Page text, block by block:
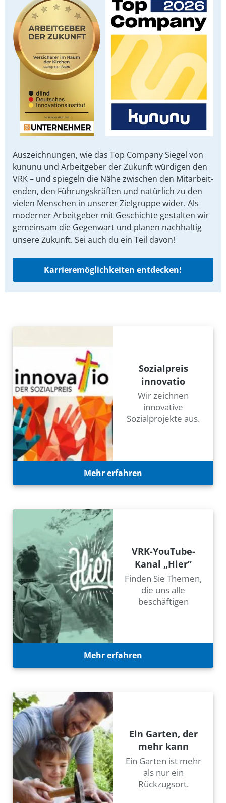
Auszeichnungen, wie das Top Company Siegel von
kununu und Arbeit­geber der Zukunft würdigen den
VRK – und spiegeln die Nähe zwischen den Mit­arbeit­
enden, den Führungs­kräften und natürlich zu den
vielen Menschen in unserer Ziel­gruppe wider. Als
moderner Arbeit­geber mit Ge­schichte gestalten wir
ge­mein­sam die Gegen­wart und planen nach­haltig
unsere Zu­kunft. Sei auch du ein Teil davon!
Karrieremöglichkeiten entdecken!
Sozialpreis
innovatio
Wir zeichnen
innovative
Sozialprojekte aus.
Mehr erfahren
VRK-YouTube-
Kanal „Hier“
Finden Sie Themen,
die uns alle
beschäftigen
Mehr erfahren
Ein Garten, der
mehr kann
Ein Garten ist mehr
als nur ein
Rückzugsort.